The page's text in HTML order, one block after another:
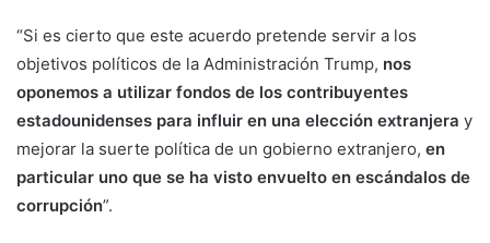
“Si es cierto que este acuerdo pretende servir a los
objetivos políticos de la Administración Trump, nos
oponemos a utilizar fondos de los contribuyentes
estadounidenses para influir en una elección extranjera y
mejorar la suerte política de un gobierno extranjero, en
particular uno que se ha visto envuelto en escándalos de
corrupción”.